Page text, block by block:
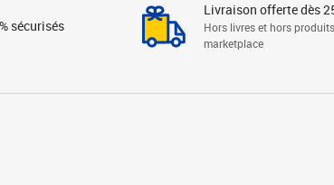
sécurisés
Livraison offerte dès
Hors livres et hors produits
marketplace